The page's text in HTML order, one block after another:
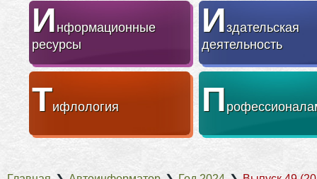
Информационные
ресурсы
Издательская
деятельность
Тифлология П